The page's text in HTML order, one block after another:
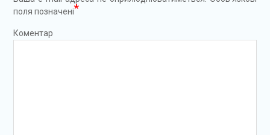
поля позначені*
Коментар